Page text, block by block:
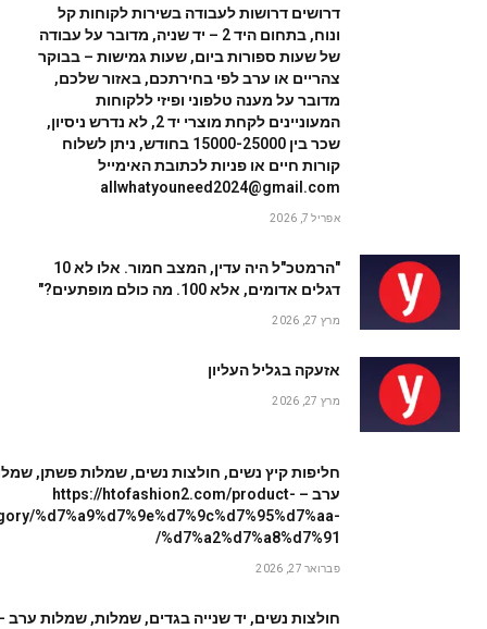
דרושים דרושות לעבודה בשירות לקוחות קל
ונוח, בתחום היד 2 – יד שניה, מדובר על עבודה
של שעות ספורות ביום, שעות גמישות – בבוקר
צהריים או ערב לפי בחירתכם, באזור שלכם,
מדובר על מענה טלפוני ופיזי ללקוחות
המעוניינים לקחת מוצרי יד 2, לא נדרש ניסיון,
שכר בין 15000-25000 בחודש, ניתן לשלוח
קורות חיים או פניות לכתובת האימייל
allwhatyouneed2024@gmail.com
אפריל 7, 2026
"הרמטכ"ל היה עדין, המצב חמור. אלו לא 10
דגלים אדומים, אלא 100. מה כולם מופתעים?"
מרץ 27, 2026
אזעקה בגליל העליון
מרץ 27, 2026
חליפות קיץ נשים, חולצות נשים, שמלות פשתן,
ערב – https://htofashion2.com/product-
%d7%a9%d7%9e%d7%9c%d7%95%d7%aa-
%d7%a2%d7%a8%d7%91/
פברואר 27, 2026
חולצות נשים, יד שנייה בגדים, שמלות, שמלות ערב